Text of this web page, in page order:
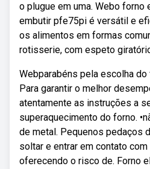
o plugue em uma. Webo forno
embutir pfe75pi é versátil e
os alimentos em formas
rotisserie, com espeto
Webparabéns pela escolha
Para garantir o melhor
atentamente as instruções a
superaquecimento do forno.
de metal. Pequenos pedaços
soltar e entrar em contato
oferecendo o risco de. Forno